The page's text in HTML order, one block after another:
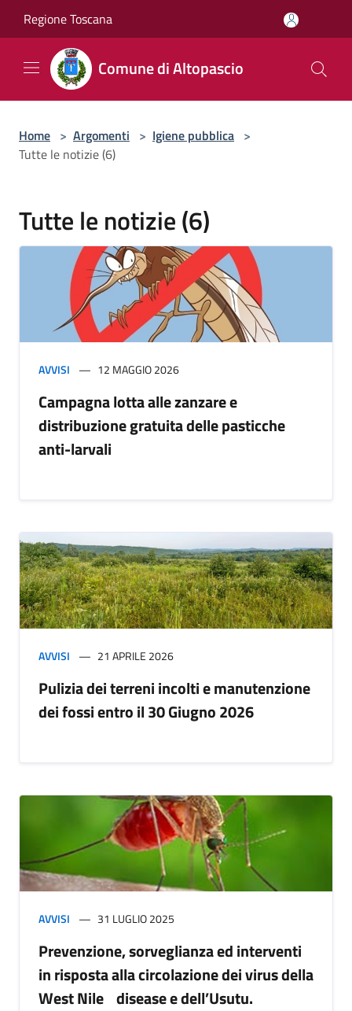
Regione Toscana
Comune di Altopascio
Home > Argomenti > Igiene pubblica >
Tutte le notizie (6)
Tutte le notizie (6)
AVVISI 12 MAGGIO 2026
Campagna lotta alle zanzare e
distribuzione gratuita delle pasticche
anti-larvali
AVVISI 21 APRILE 2026
Pulizia dei terreni incolti e manutenzione
dei fossi entro il 30 Giugno 2026
AVVISI 31 LUGLIO 2025
Prevenzione, sorveglianza ed interventi
in risposta alla circolazione dei virus della
West Nile disease e dell’Usutu.